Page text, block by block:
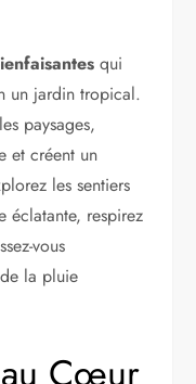
qui
un jardin tropical.
paysages,
et créent un
les sentiers
éclatante, respirez
vous
la pluie